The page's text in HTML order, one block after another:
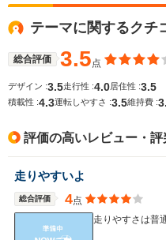
WLTCモード
燃費
排気量
駆動方式
-
2789cc
FR
テーマに関するクチ
総合評価 3.5点
デザイン :3.5走行性 :4.0 居住性 :3.5
積載性 :4.3運転しやすさ :3.5維持費 :
評価の高いレビュー・評
走りやすいよ
総合評価 4点
走りやすさは普